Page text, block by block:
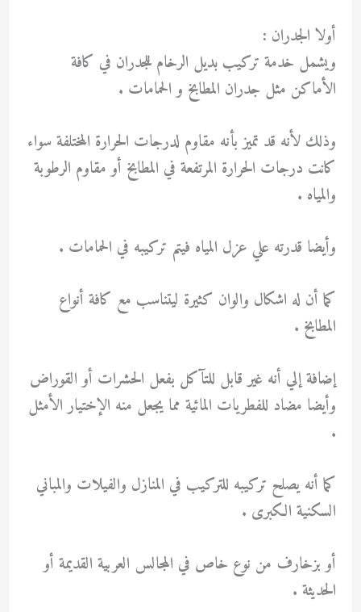
أولا الجدران :
ويشمل خدمة تركيب بديل الرخام للجدران في كافة
الأماكن مثل جدران المطابخ و الحمامات .
وذلك لأنه قد تميز بأنه مقاوم لدرجات الحرارة المختلفة سواء
كانت درجات الحرارة المرتفعة في المطابخ أو مقاوم الرطوبة
والمياه .
وأيضا قدرته علي عزل المياه فيتم تركيبه في الحمامات .
كما أن له اشكال والوان كثيرة ليتناسب مع كافة أنواع
المطابخ .
إضافة إلي أنه غير قابل للتآكل بفعل الحشرات أو القوراض
وأيضا مضاد للفطريات المائية مما يجعل منه الإختيار الأمثل
.
كما أنه يصلح تركيبه للتركيب في المنازل والفيلات والمباني
السكنية الكبرى .
أو بزخارف من نوع خاص في المجالس العربية القديمة أو
الحديثة .